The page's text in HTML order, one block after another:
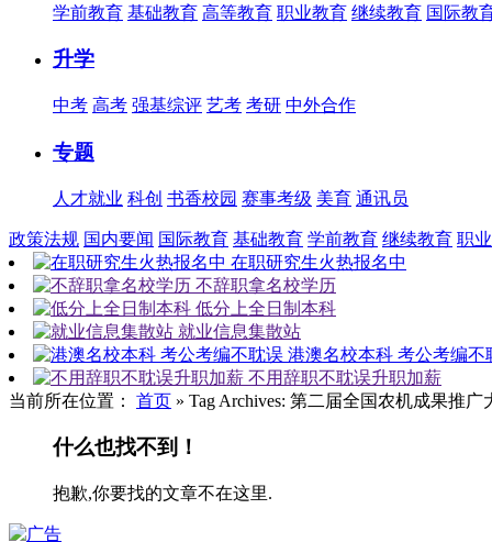
学前教育 基础教育 高等教育 职业教育 继续教育 国际教
升学
中考 高考 强基综评 艺考 考研 中外合作
专题
人才就业 科创 书香校园 赛事考级 美育 通讯员
政策法规 国内要闻 国际教育 基础教育 学前教育 继续教育 职
在职研究生火热报名中
不辞职拿名校学历
低分上全日制本科
就业信息集散站
港澳名校本科 考公考编不
不用辞职不耽误升职加薪
当前所在位置： 首页 » Tag Archives: 第二届全国农机成果推广
什么也找不到！
抱歉,你要找的文章不在这里.